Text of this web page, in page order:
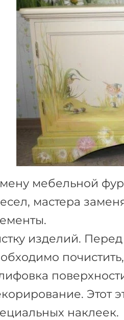
мебельной
мастера
изделий.
Этот
наклеек.